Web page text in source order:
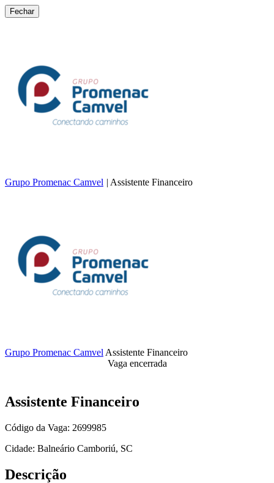
Fechar
Grupo Promenac Camvel | Assistente Financeiro
Grupo Promenac Camvel Assistente Financeiro
Vaga encerrada
Assistente Financeiro
Código da Vaga: 2699985
Cidade: Balneário Camboriú, SC
Descrição